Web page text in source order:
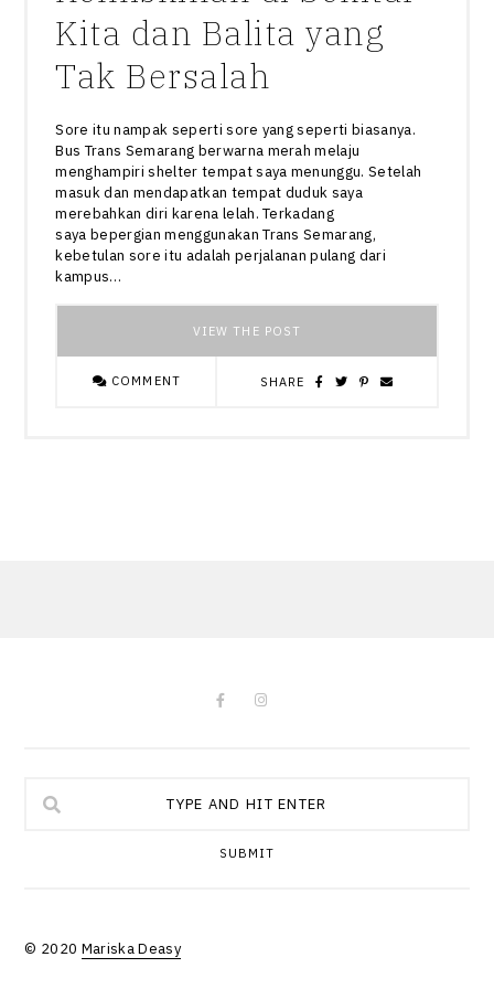
Kita dan Balita yang
Tak Bersalah
Sore itu nampak seperti sore yang seperti biasanya.
Bus Trans Semarang berwarna merah melaju
menghampiri shelter tempat saya menunggu. Setelah
masuk dan mendapatkan tempat duduk saya
merebahkan diri karena lelah. Terkadang
saya bepergian menggunakan Trans Semarang,
kebetulan sore itu adalah perjalanan pulang dari
kampus…
COMMENT SHARE
VIEW THE POST
SUBMIT
© 2020 Mariska Deasy